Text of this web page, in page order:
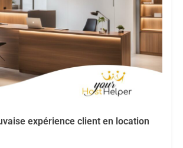
expérience client en location